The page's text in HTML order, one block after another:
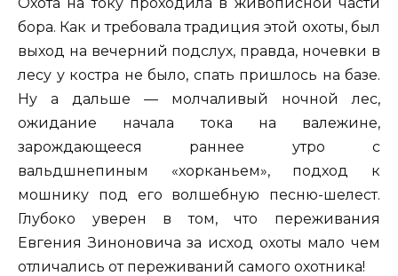
бора. Как и требовала традиция этой охоты, был
выход на вечерний подслух, правда, ночевки в
лесу у костра не было, спать пришлось на базе.
Ну а дальше — молчаливый ночной лес,
ожидание начала тока на валежине,
зарождающееся раннее утро с
вальдшнепиным «хорканьем», подход к
мошнику под его волшебную песню-шелест.
Глубоко уверен в том, что переживания
Евгения Зиноновича за исход охоты мало чем
отличались от переживаний самого охотника!